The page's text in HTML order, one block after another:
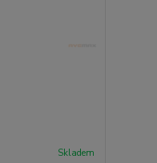
Skladem